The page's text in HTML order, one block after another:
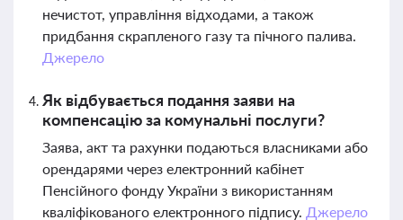
нечистот, управління відходами, а також
придбання скрапленого газу та пічного палива.
Джерело
Як відбувається подання заяви на
компенсацію за комунальні послуги?
Заява, акт та рахунки подаються власниками або
орендарями через електронний кабінет
Пенсійного фонду України з використанням
кваліфікованого електронного підпису. Джерело